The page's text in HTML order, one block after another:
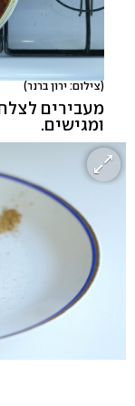
(צילום: ירון ברנר)
מעבירים
ומגישים.